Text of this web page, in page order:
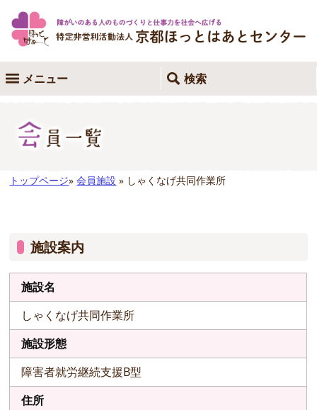
メニュー 検索
トップページ»会員施設 » しゃくなげ共同作業所
施設案内
施設名
しゃくなげ共同作業所
施設形態
障害者就労継続支援B型
住所